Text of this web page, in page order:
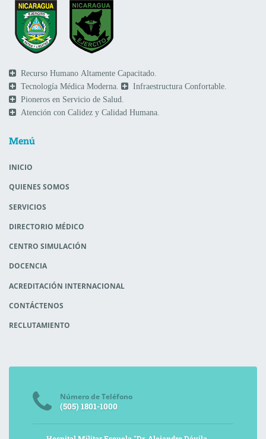
Recurso Humano Altamente Capacitado.
Tecnología Médica Moderna.
Infraestructura Confortable.
Pioneros en Servicio de Salud.
Atención con Calidez y Calidad Humana.
Menú
INICIO
QUIENES SOMOS
SERVICIOS
DIRECTORIO MÉDICO
CENTRO SIMULACIÓN
DOCENCIA
ACREDITACIÓN INTERNACIONAL
CONTÁCTENOS
RECLUTAMIENTO
Número de Teléfono
(505) 1801-1000